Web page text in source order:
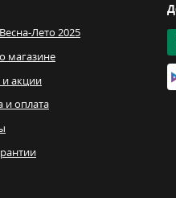
Лето 2025
магазине
акции
и оплата